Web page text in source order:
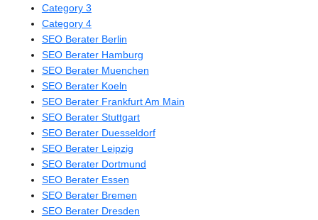
Category 3
Category 4
SEO Berater Berlin
SEO Berater Hamburg
SEO Berater Muenchen
SEO Berater Koeln
SEO Berater Frankfurt Am Main
SEO Berater Stuttgart
SEO Berater Duesseldorf
SEO Berater Leipzig
SEO Berater Dortmund
SEO Berater Essen
SEO Berater Bremen
SEO Berater Dresden